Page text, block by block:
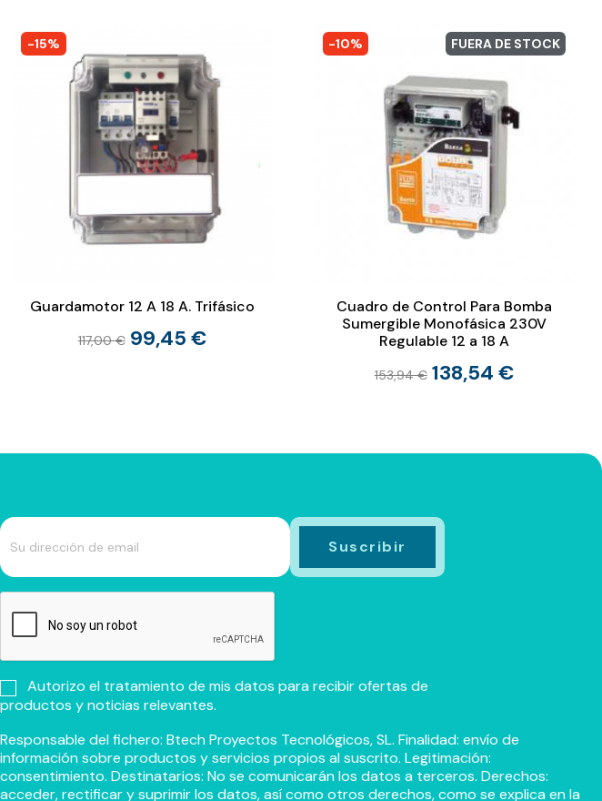
-15%
Guardamotor 12 A 18 A. Trifásico
117,00 € 99,45 €
-10% FUERA DE STOCK
Cuadro de Control Para Bomba
Sumergible Monofásica 230V
Regulable 12 a 18 A
153,94 € 138,54 €
Autorizo el tratamiento de mis datos para recibir ofertas de
productos y noticias relevantes.
Responsable del fichero: Btech Proyectos Tecnológicos, SL. Finalidad: envío de
información sobre productos y servicios propios al suscrito. Legitimación:
consentimiento. Destinatarios: No se comunicarán los datos a terceros. Derechos:
acceder, rectificar y suprimir los datos, así como otros derechos, como se explica en la